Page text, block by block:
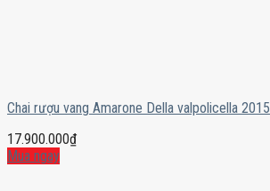
Chai rượu vang Amarone Della valpolicella 2015
17.900.000₫
Mua ngay